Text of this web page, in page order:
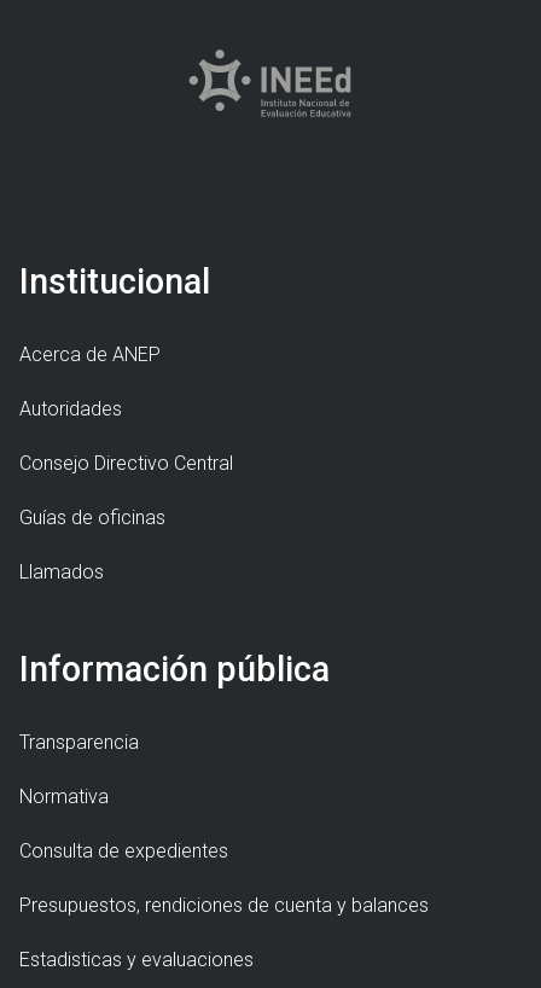
Institucional
Acerca de ANEP
Autoridades
Consejo Directivo Central
Guías de oficinas
Llamados
Información pública
Transparencia
Normativa
Consulta de expedientes
Presupuestos, rendiciones de cuenta y balances
Estadisticas y evaluaciones